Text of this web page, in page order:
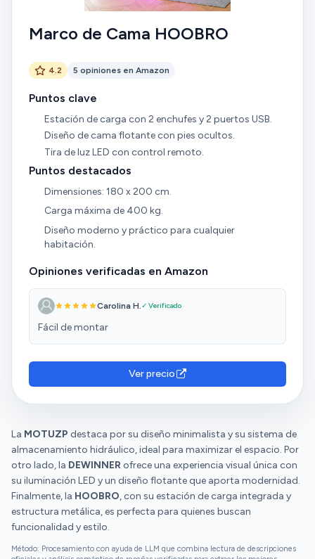
Marco de Cama HOOBRO
4.2 5 opiniones en Amazon
Puntos clave
Estación de carga con 2 enchufes y 2 puertos USB.
Diseño de cama flotante con pies ocultos.
Tira de luz LED con control remoto.
Puntos destacados
Dimensiones: 180 x 200 cm.
Carga máxima de 400 kg.
Diseño moderno y práctico para cualquier
habitación.
Opiniones verificadas en Amazon
Carolina H. ✓ Verificado
Fácil de montar
Ver precio
La MOTUZP destaca por su diseño minimalista y su sistema de
almacenamiento hidráulico, ideal para maximizar el espacio. Por
otro lado, la DEWINNER ofrece una experiencia visual única con
su iluminación LED y un diseño flotante que aporta modernidad.
Finalmente, la HOOBRO, con su estación de carga integrada y
estructura metálica, es perfecta para quienes buscan
funcionalidad y estilo.
Método: Procesamiento con ayuda de LLM que combina lectura de descripciones